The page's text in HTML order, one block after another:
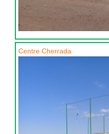
Centre Cherrada